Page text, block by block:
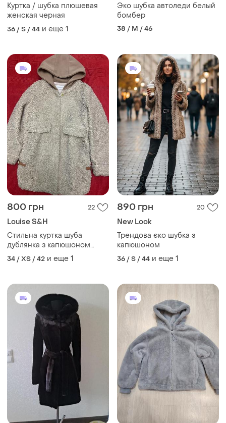
Куртка / шубка плюшевая
женская черная
36 / S / 44 и еще 1
Эко шубка автоледи белый
бомбер
38 / M / 46
800 грн 22
Louise S&H
Стильна куртка шуба
дублянка з капюшоном
штучне хутро
34 / XS / 42 и еще 1
890 грн 20
New Look
Трендова єко шубка з
капюшоном
36 / S / 44 и еще 1